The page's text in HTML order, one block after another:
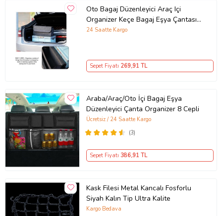
Oto Bagaj Düzenleyici Araç Içi
Organizer Keçe Bagaj Eşya Çantası
Organizer
24 Saatte Kargo
Sepet Fiyatı 269,91 TL
Araba/Araç/Oto İçi Bagaj Eşya
Düzenleyici Çanta Organizer 8 Cepli
(3)
Ücretsiz / 24 Saatte Kargo
Sepet Fiyatı 386,91 TL
Kask Filesi Metal Kancalı Fosforlu
Siyah Kalın Tip Ultra Kalite
Kargo Bedava